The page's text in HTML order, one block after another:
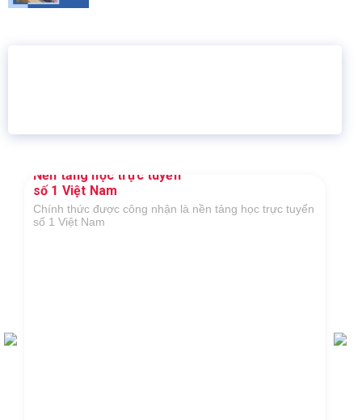
Nền tảng học trực tuyến
số 1 Việt Nam
Chính thức được công nhận là nền tảng học trực tuyến
số 1 Việt Nam